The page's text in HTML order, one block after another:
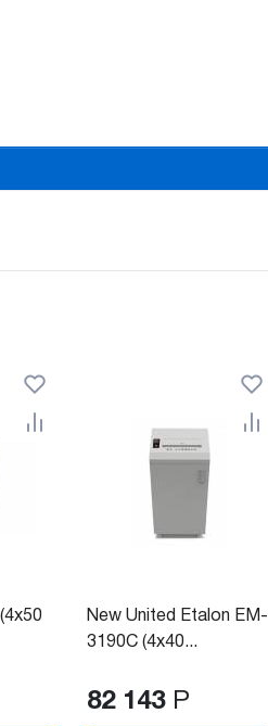
New United Etalon EM-
3190C (4х40...
82 143 Р